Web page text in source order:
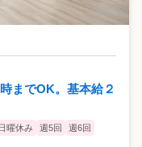
までOK。基本給２
曜休み 週5回 週6回